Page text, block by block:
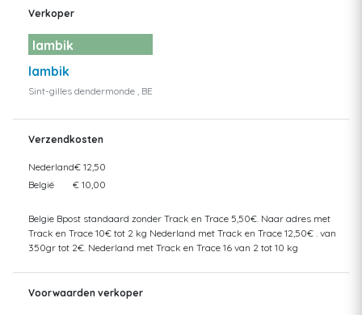
Verkoper
lambik
lambik
Sint-gilles dendermonde , BE
Verzendkosten
Nederland€ 12,50
België
€ 10,00
Belgie Bpost standaard zonder Track en Trace 5,50€. Naar adres met
Track en Trace 10€ tot 2 kg Nederland met Track en Trace 12,50€ . van
350gr tot 2€. Nederland met Track en Trace 16 van 2 tot 10 kg
Voorwaarden verkoper